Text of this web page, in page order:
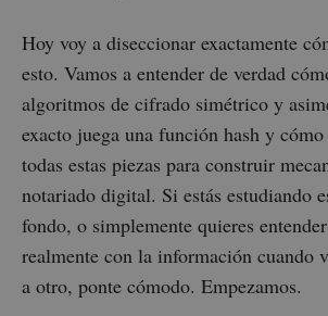
Hoy voy a diseccionar exactamente
esto. Vamos a entender de verdad
algoritmos de cifrado simétrico y
exacto juega una función hash y
todas estas piezas para construir
notariado digital. Si estás estudiando
fondo, o simplemente quieres
realmente con la información cuando
a otro, ponte cómodo. Empezamos.